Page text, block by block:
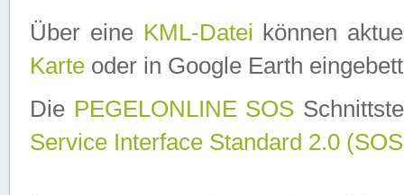
Über eine KML-Datei können
Karte oder in Google Earth
Die PEGELONLINE SOS
Service Interface Standard 2.0